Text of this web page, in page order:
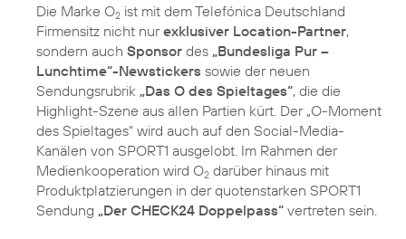
Die Marke O2 ist mit dem Telefónica Deutschland
Firmensitz nicht nurexklusiver Location-Partner,
sondern auch Sponsor des „Bundesliga Pur –
Lunchtime“-Newstickers sowie der neuen
Sendungsrubrik „Das O des Spieltages“, die die
Highlight-Szene aus allen Partien kürt. Der „O-Moment
des Spieltages“ wird auch auf den Social-Media-
Kanälen von SPORT1 ausgelobt. Im Rahmen der
Medienkooperation wird O2 darüber hinaus mit
Produktplatzierungen in der quotenstarken SPORT1
Sendung „Der CHECK24 Doppelpass“ vertreten sein.